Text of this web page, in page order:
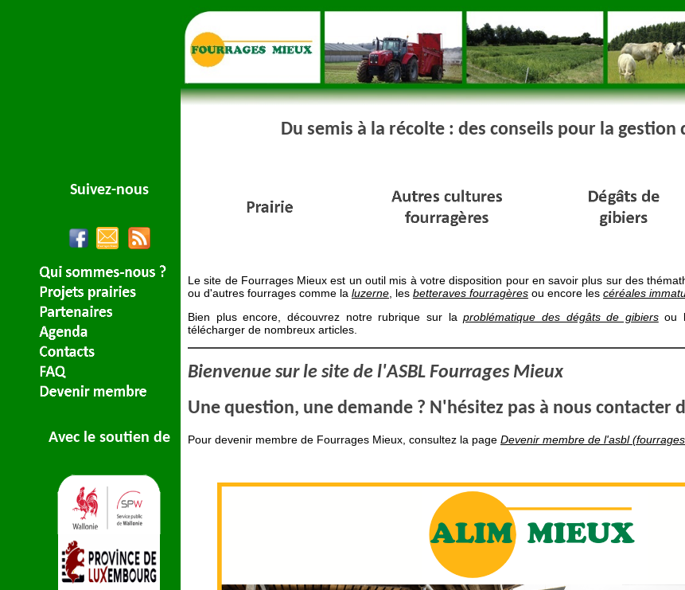
Du semis à la récolte : des conseils pour la gestion
Suivez-nous
Avec le soutien de
Le site de Fourrages Mieux est un outil mis à votre disposition pour en savoir plus sur des
ou d'autres fourrages comme la luzerne , les betteraves fourragères ou encore les céréales
Bien plus encore, découvrez notre rubrique sur laproblématique des dégâts de gibiersou
télécharger de nombreux articles.
Bienvenue sur le site de l'ASBL Fourrages Mieux
Une question, une demande ? N'hésitez pas à nous contacter
Pour devenir membre de Fourrages Mieux, consultez la page Devenir membre de l'asbl